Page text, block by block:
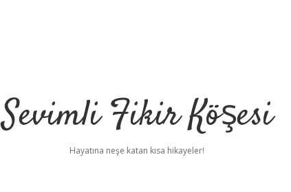
Sevimli Fikir Köşesi
Hayatına neşe katan kısa hikayeler!